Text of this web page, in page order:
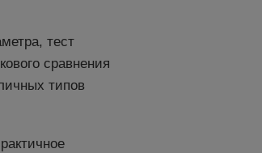
тест
сравнения
типов